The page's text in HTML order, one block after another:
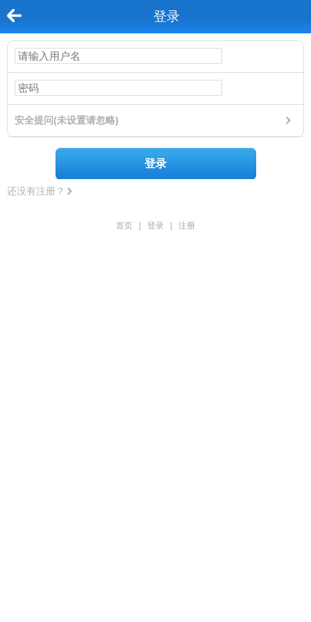
登录
安全提问(未设置请忽略)
登录
还没有注册？
首页 登录 注册